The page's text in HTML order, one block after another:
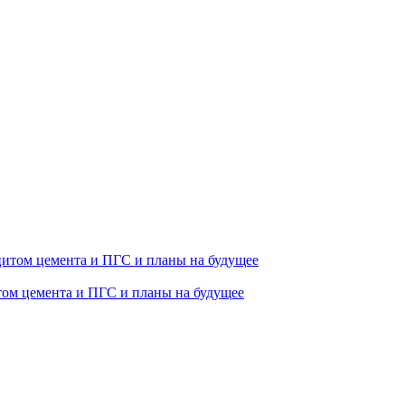
цемента и ПГС и планы на будущее